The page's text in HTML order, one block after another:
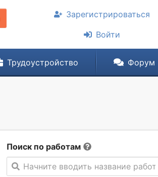
Зарегистрироваться
Войти
Трудоустройство Форум
Поиск по работам
Начните вводить название работы